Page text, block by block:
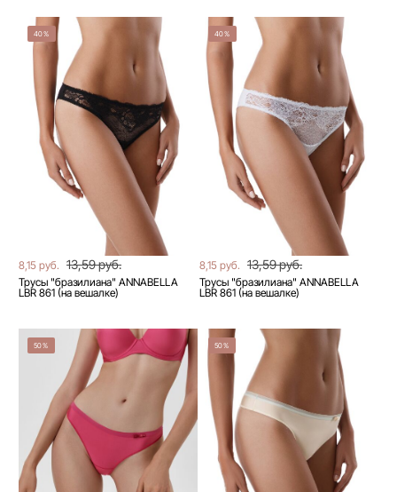
40%
8,15 руб. 13,59 руб.
Трусы "бразилиана" ANNABELLA
LBR 861 (на вешалке)
40%
8,15 руб. 13,59 руб.
Трусы "бразилиана" ANNABELLA
LBR 861 (на вешалке)
50% 50%